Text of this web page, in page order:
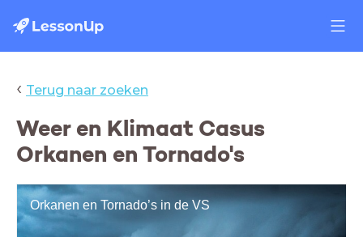
‹ Terug naar zoeken
Weer en Klimaat Casus
Orkanen en Tornado's
Orkanen en Tornado’s in de VS